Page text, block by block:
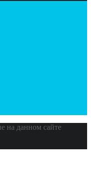
на данном сайте